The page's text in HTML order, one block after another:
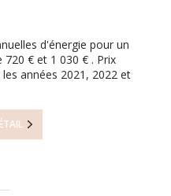
d'énergie pour un
€ et 1 030 € . Prix
années 2021, 2022 et